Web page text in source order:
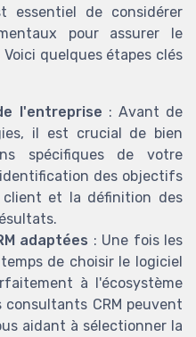
essentiel de considérer
pour assurer le
quelques étapes clés
l'entreprise : Avant de
il est crucial de bien
spécifiques de votre
des objectifs
et la définition des
adaptées : Une fois les
de choisir le logiciel
à l'écosystème
CRM peuvent
aidant à sélectionner la